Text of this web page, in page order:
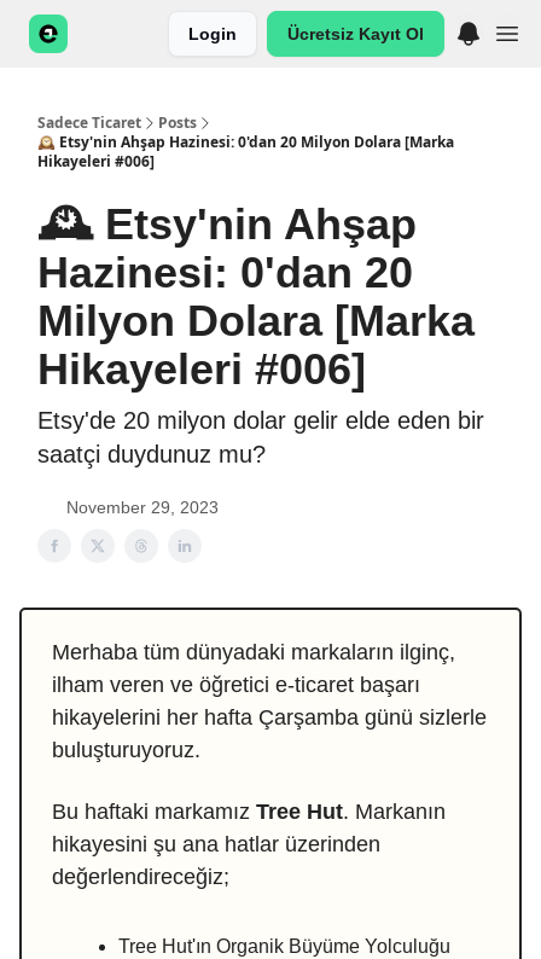
Login Ücretsiz Kayıt Ol
Sadece Ticaret
Posts
🕰️ Etsy'nin Ahşap Hazinesi: 0'dan 20 Milyon Dolara [Marka
Hikayeleri #006]
🕰️ Etsy'nin Ahşap
Hazinesi: 0'dan 20
Milyon Dolara [Marka
Hikayeleri #006]
Etsy'de 20 milyon dolar gelir elde eden bir
saatçi duydunuz mu?
November 29, 2023
Merhaba tüm dünyadaki markaların ilginç,
ilham veren ve öğretici e-ticaret başarı
hikayelerini her hafta Çarşamba günü sizlerle
buluşturuyoruz.
Bu haftaki markamız Tree Hut. Markanın
hikayesini şu ana hatlar üzerinden
değerlendireceğiz;
Tree Hut'ın Organik Büyüme Yolculuğu